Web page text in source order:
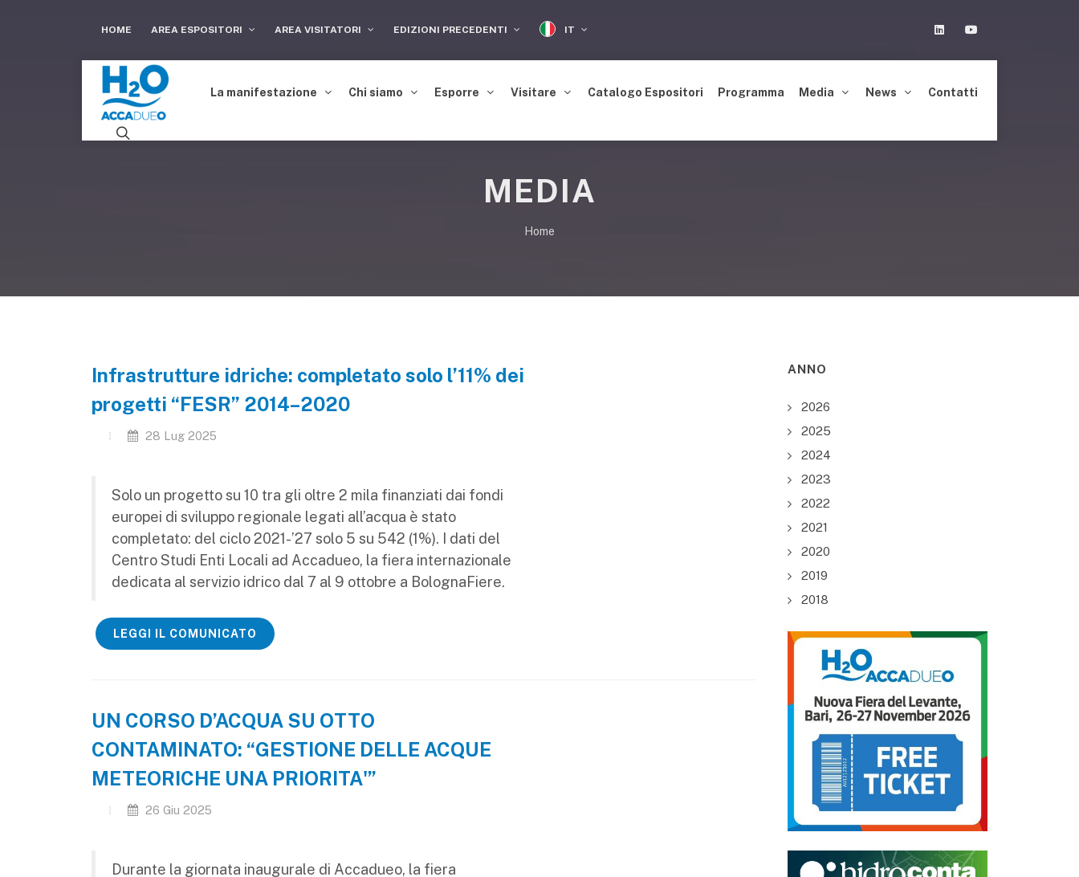
HOME AREA ESPOSITORI AREA VISITATORI EDIZIONI PRECEDENTI IT Linkedin
La manifestazione Chi siamo Esporre Visitare Catalogo Espositori Programma Media News Contatti
MEDIA
Home
Infrastrutture idriche: completato solo l’11% dei
progetti “FESR” 2014–2020
28 Lug 2025
Solo un progetto su 10 tra gli oltre 2 mila finanziati dai fondi
europei di sviluppo regionale legati all’acqua è stato
completato: del ciclo 2021-’27 solo 5 su 542 (1%). I dati del
Centro Studi Enti Locali ad Accadueo, la fiera internazionale
dedicata al servizio idrico dal 7 al 9 ottobre a BolognaFiere.
LEGGI IL COMUNICATO
UN CORSO D’ACQUA SU OTTO
CONTAMINATO: “GESTIONE DELLE ACQUE
METEORICHE UNA PRIORITA'”
26 Giu 2025
Durante la giornata inaugurale di Accadueo, la fiera
ANNO
2026
2025
2024
2023
2022
2021
2020
2019
2018